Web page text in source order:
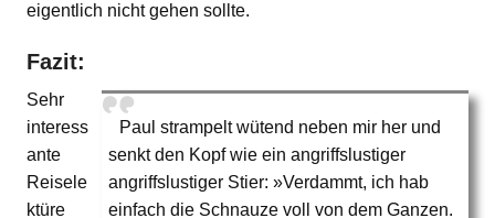
eigentlich nicht gehen sollte.
Fazit:
Paul strampelt wütend neben mir her und
senkt den Kopf wie ein angriffslustiger
angriffslustiger Stier: »Verdammt, ich hab
einfach die Schnauze voll von dem Ganzen.
Sehr
interess
ante
Reisele
ktüre